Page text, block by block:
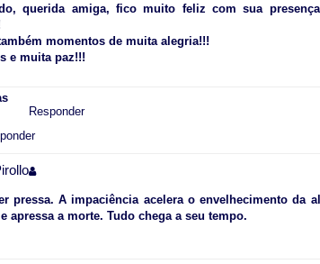
querida amiga, fico muito feliz com sua
momentos de muita alegria!!!
e muita paz!!!
Responder
pressa. A impaciência acelera o envelhecimento da
apressa a morte. Tudo chega a seu tempo.